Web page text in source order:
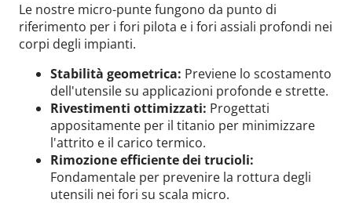
Le nostre micro-punte fungono da punto di
riferimento per i fori pilota e i fori assiali profondi nei
corpi degli impianti.
Stabilità geometrica: Previene lo scostamento
dell'utensile su applicazioni profonde e strette.
Rivestimenti ottimizzati: Progettati
appositamente per il titanio per minimizzare
l'attrito e il carico termico.
Rimozione efficiente dei trucioli:
Fondamentale per prevenire la rottura degli
utensili nei fori su scala micro.